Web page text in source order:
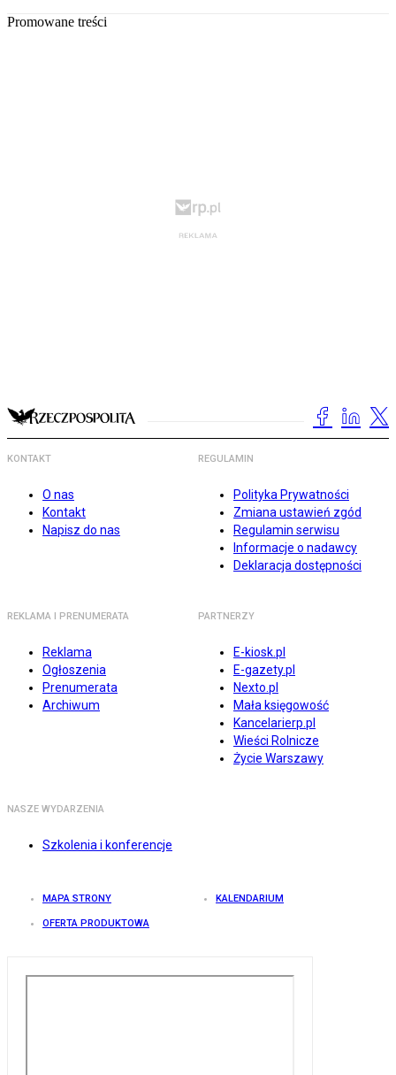
Promowane treści
KONTAKT
O nas
Kontakt
Napisz do nas
REGULAMIN
Polityka Prywatności
Zmiana ustawień zgód
Regulamin serwisu
Informacje o nadawcy
Deklaracja dostępności
REKLAMA I PRENUMERATA
Reklama
Ogłoszenia
Prenumerata
Archiwum
PARTNERZY
E-kiosk.pl
E-gazety.pl
Nexto.pl
Mała księgowość
Kancelarierp.pl
Wieści Rolnicze
Życie Warszawy
NASZE WYDARZENIA
Szkolenia i konferencje
MAPA STRONY KALENDARIUM
OFERTA PRODUKTOWA